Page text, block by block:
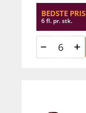
BEDSTE PRIS
6 fl. pr. stk.